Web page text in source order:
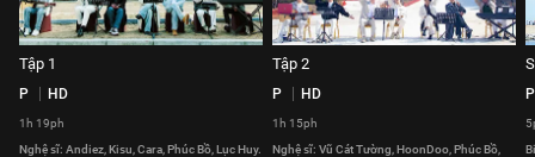
Tập 1
P HD
1h 19ph
Nghệ sĩ: Andiez, Kisu, Cara, Phúc Bồ, Lục Huy.
Tập 2
P HD
1h 15ph
Nghệ sĩ: Vũ Cát Tường, HoonDoo, Phúc Bồ,
P